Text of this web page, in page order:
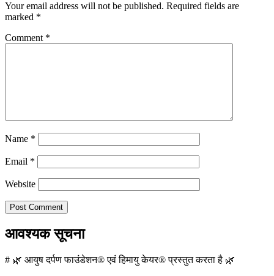
Your email address will not be published. Required fields are
marked *
Comment *
Name *
Email *
Website
आवश्यक सूचना
# 🌿 आयुष दर्पण फाउंडेशन® एवं हिमायु केयर® प्रस्तुत करता है 🌿